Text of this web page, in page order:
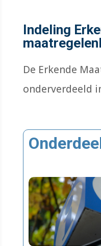
Indeling
De Erkende
onderverdeeld